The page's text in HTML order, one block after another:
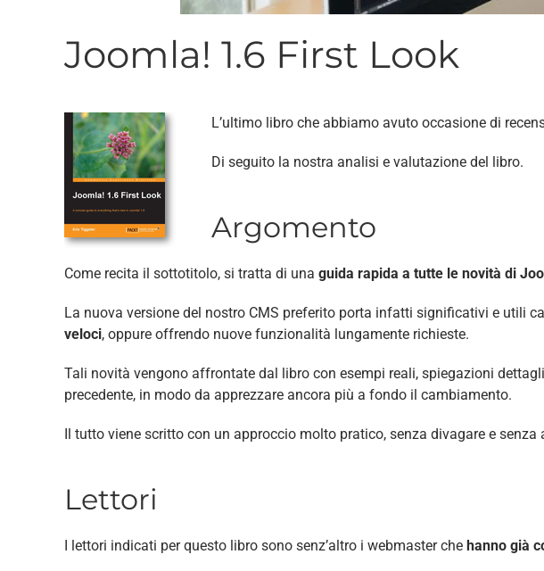
Joomla! 1.6 First Look
L’ultimo libro che abbiamo avuto occasione di
Di seguito la nostra analisi e valutazione del libro.
Argomento
Come recita il sottotitolo, si tratta di una guida rapida a tutte le novità di
La nuova versione del nostro CMS preferito porta infatti significativi e utili
veloci, oppure offrendo nuove funzionalità lungamente richieste.
Tali novità vengono affrontate dal libro con esempi reali, spiegazioni
precedente, in modo da apprezzare ancora più a fondo il cambiamento.
Il tutto viene scritto con un approccio molto pratico, senza divagare e
Lettori
I lettori indicati per questo libro sono senz’altro i webmaster che hanno già